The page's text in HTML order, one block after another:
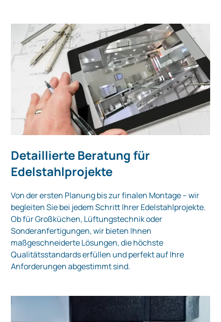
Detaillierte Beratung für
Edelstahlprojekte
Von der ersten Planung bis zur finalen Montage – wir
begleiten Sie bei jedem Schritt Ihrer Edelstahlprojekte.
Ob für Großküchen, Lüftungstechnik oder
Sonderanfertigungen, wir bieten Ihnen
maßgeschneiderte Lösungen, die höchste
Qualitätsstandards erfüllen und perfekt auf Ihre
Anforderungen abgestimmt sind.